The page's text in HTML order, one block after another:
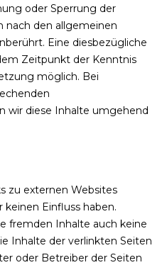
oder Sperrung der
den allgemeinen
Eine diesbezügliche
Zeitpunkt der Kenntnis
möglich. Bei
wir diese Inhalte umgehend
zu externen Websites
Einfluss haben.
fremden Inhalte auch keine
Inhalte der verlinkten Seiten
oder Betreiber der Seiten